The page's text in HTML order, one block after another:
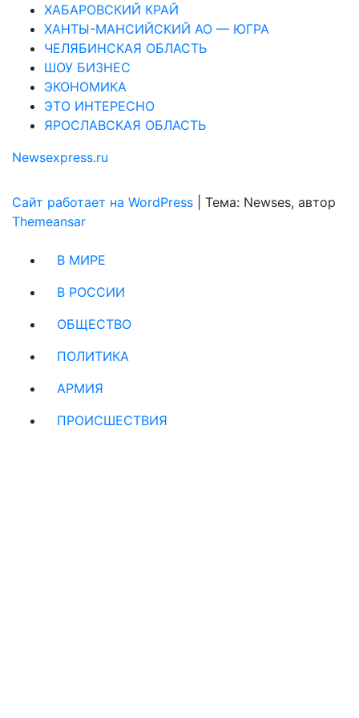
ХАБАРОВСКИЙ КРАЙ
ХАНТЫ-МАНСИЙСКИЙ АО — ЮГРА
ЧЕЛЯБИНСКАЯ ОБЛАСТЬ
ШОУ БИЗНЕС
ЭКОНОМИКА
ЭТО ИНТЕРЕСНО
ЯРОСЛАВСКАЯ ОБЛАСТЬ
Newsexpress.ru
Сайт работает на WordPress
Тема: Newses, автор
Themeansar
В МИРЕ
В РОССИИ
ОБЩЕСТВО
ПОЛИТИКА
АРМИЯ
ПРОИСШЕСТВИЯ